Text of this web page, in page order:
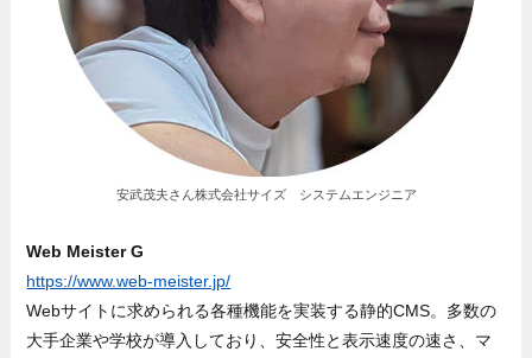
安武茂夫さん株式会社サイズ システムエンジニア
Web Meister G
https://www.web-meister.jp/
Webサイトに求められる各種機能を実装する静的CMS。多数の
大手企業や学校が導入しており、安全性と表示速度の速さ、マ